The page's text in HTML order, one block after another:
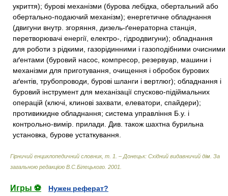
укриття); бурові механізми (бурова лебідка, обертальний або
обертально-подаючий механізм); енергетичне обладнання
(двигуни внутр. згоряння, дизель-ґенераторна станція,
перетворювачі енергії, електро-, гідродвигуни); обладнання
для роботи з рідкими, газорідинними і газоподібними очисними
аґентами (буровий насос, компресор, резервуар, машини і
механізми для приготування, очищення і обробок бурових
аґентів, трубопроводи, бурові шланги і вертлюг); обладнання і
буровий інструмент для механізації спусково-підіймальних
операцій (ключі, клинові захвати, елеватори, спайдери);
противикидне обладнання; система управління Б.у. і
контрольно-вимір. прилади. Див. також шахтна бурильна
установка, бурове устаткування.
Гірничий енциклопедичний словник, т. 1. – Донецьк: Східний видавничий дім За
загальною редакцією В.С.Білецького 2001
Игры ⚽
Нужен реферат?